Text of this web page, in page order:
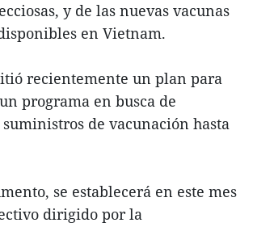
y de las nuevas vacunas
en Vietnam.
recientemente un plan para
programa en busca de
de vacunación hasta
se establecerá en este mes
dirigido por la